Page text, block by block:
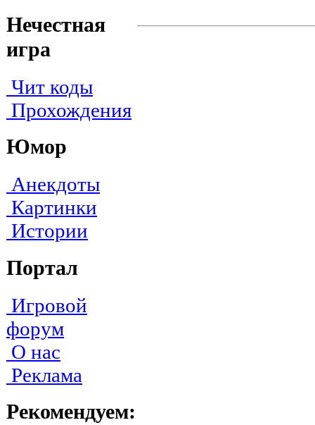
Нечестная
игра
Чит коды
Прохождения
Юмор
Анекдоты
Картинки
Истории
Портал
Игровой
форум
О нас
Реклама
Рекомендуем: